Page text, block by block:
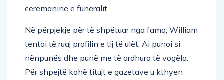
ceremoninë e funeralit.
Në përpjekje për të shpëtuar nga fama, William
tentoi të ruaj profilin e tij të ulët. Ai punoi si
nënpunës dhe punë me të ardhura të vogëla.
Për shpejtë kohë titujt e gazetave u kthyen